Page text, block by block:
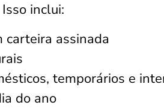
Isso inclui:
carteira assinada
temporários e
do ano